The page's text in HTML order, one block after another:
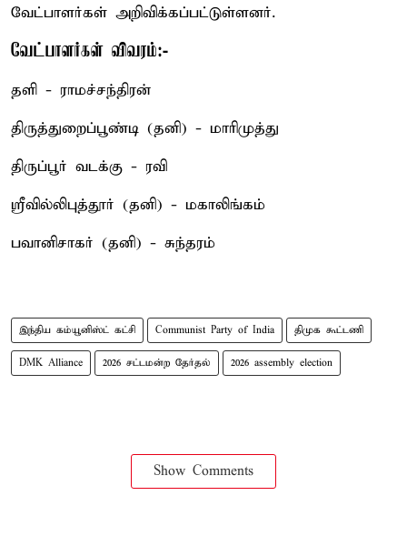
வேட்பாளர்கள் அறிவிக்கப்பட்டுள்ளனர்.
வேட்பாளர்கள் விவரம்:-
தளி - ராமச்சந்திரன்
திருத்துறைப்பூண்டி (தனி) - மாரிமுத்து
திருப்பூர் வடக்கு - ரவி
ஸ்ரீவில்லிபுத்தூர் (தனி) - மகாலிங்கம்
பவானிசாகர் (தனி) - சுந்தரம்
இந்திய கம்யூனிஸ்ட் கட்சி Communist Party of India திமுக கூட்டணி
DMK Alliance 2026 சட்டமன்ற தேர்தல் 2026 assembly election
Show Comments